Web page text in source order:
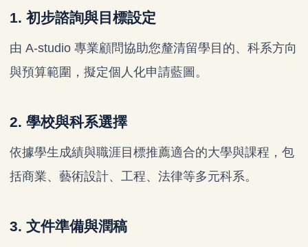
1. 初步諮詢與目標設定
由 A-studio 專業顧問協助您釐清留學目的、科系方向
與預算範圍，擬定個人化申請藍圖。
2. 學校與科系選擇
依據學生成績與職涯目標推薦適合的大學與課程，包
括商業、藝術設計、工程、法律等多元科系。
3. 文件準備與潤稿